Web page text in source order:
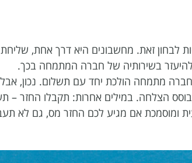
לבחון זאת. מחשבונים היא דרך אחת,
בשירותיה של חברה המתמחה בכך.
מתמחה הולכת יחד עם תשלום. נכון,
הצלחה. במילים אחרות: תקבלו החזר –
ומוסמכת אם מגיע לכם החזר מס, גם לא